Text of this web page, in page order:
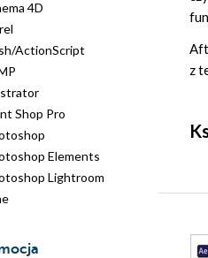
4D
ActionScript
Shop Pro
Elements
Lightroom
z